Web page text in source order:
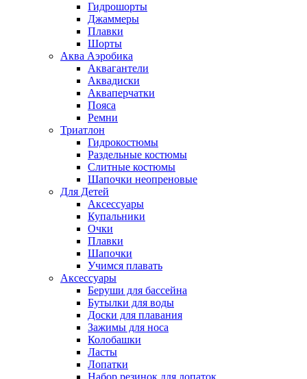
Гидрошорты
Джаммеры
Плавки
Шорты
Аква Аэробика
Аквагантели
Аквадиски
Акваперчатки
Пояса
Ремни
Триатлон
Гидрокостюмы
Раздельные костюмы
Слитные костюмы
Шапочки неопреновые
Для Детей
Аксессуары
Купальники
Очки
Плавки
Шапочки
Учимся плавать
Аксессуары
Беруши для бассейна
Бутылки для воды
Доски для плавания
Зажимы для носа
Колобашки
Ласты
Лопатки
Набор резинок для лопаток